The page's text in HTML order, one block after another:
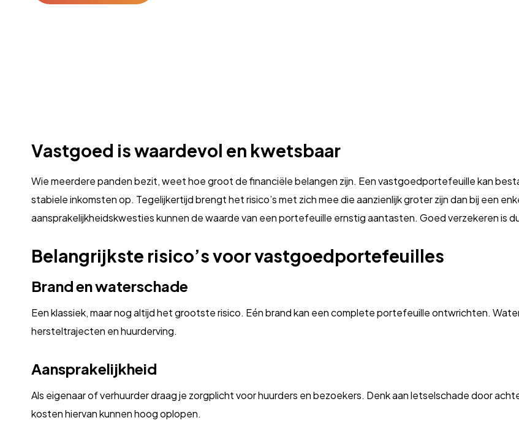
Vastgoed is waardevol en kwetsbaar
Wie meerdere panden bezit, weet hoe groot de financiële belangen zijn. Een vastgoedportefeuille kan
stabiele inkomsten op. Tegelijkertijd brengt het risico’s met zich mee die aanzienlijk groter zijn dan bij een
aansprakelijkheidskwesties kunnen de waarde van een portefeuille ernstig aantasten. Goed verzekeren is
Belangrijkste risico’s voor vastgoedportefeuilles
Brand en waterschade
Een klassiek, maar nog altijd het grootste risico. Eén brand kan een complete portefeuille ontwrichten.
hersteltrajecten en huurderving.
Aansprakelijkheid
Als eigenaar of verhuurder draag je zorgplicht voor huurders en bezoekers. Denk aan letselschade door
kosten hiervan kunnen hoog oplopen.